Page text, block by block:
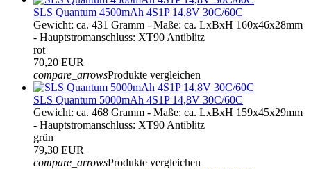
SLS Quantum 4500mAh 4S1P 14,8V 30C/60C
Gewicht: ca. 431 Gramm - Maße: ca. LxBxH 160x46x28mm
- Hauptstromanschluss: XT90 Antiblitz
rot
70,20 EUR
compare_arrowsProdukte vergleichen
SLS Quantum 5000mAh 4S1P 14,8V 30C/60C
Gewicht: ca. 468 Gramm - Maße: ca. LxBxH 159x45x29mm
- Hauptstromanschluss: XT90 Antiblitz
grün
79,30 EUR
compare_arrowsProdukte vergleichen